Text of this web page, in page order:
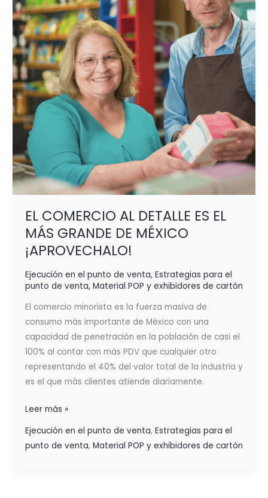
EL COMERCIO AL DETALLE ES EL
MÁS GRANDE DE MÉXICO
¡APROVECHALO!
Ejecución en el punto de venta, Estrategias para el
punto de venta, Material POP y exhibidores de cartón
El comercio minorista es la fuerza masiva de
consumo más importante de México con una
capacidad de penetración en la población de casi el
100% al contar con más PDV que cualquier otro
representando el 40% del valor total de la industria y
es el que más clientes atiende diariamente.
DETALLE
ES
EL
MÁS
GRANDE
DE
MÉXICO
¡APROVECHALO!
Leer más »
Ejecución en el punto de venta, Estrategias para el
punto de venta, Material POP y exhibidores de cartón